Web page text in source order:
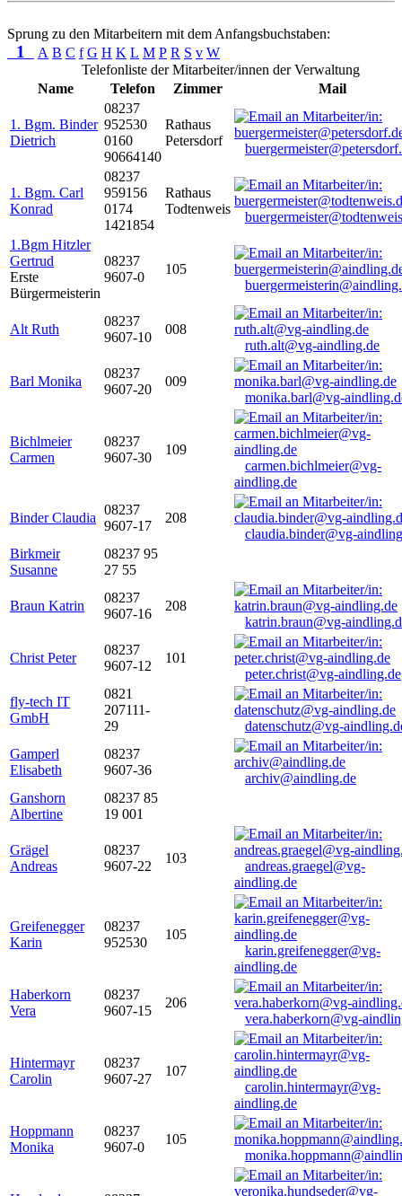
Sprung zu den Mitarbeitern mit dem Anfangsbuchstaben:
1 A B C f G H K L M P R S v W
Telefonliste der Mitarbeiter/innen der Verwaltung
Name
Telefon Zimmer Mail
1. Bgm. Binder
Dietrich
08237
952530
0160
90664140
Rathaus
Petersdorf
1. Bgm. Carl
Konrad
08237
959156
0174
1421854
Rathaus
Todtenweis
1.Bgm Hitzler
Gertrud
Erste
Bürgermeisterin
08237
9607-0
105
Alt Ruth
08237
9607-10
008
ruth.alt@vg-aindling.de
Barl Monika
08237
9607-20
009
monika.barl@vg-
Bichlmeier
Carmen
08237
9607-30
109
carmen.bichlmeier@vg-
aindling.de
Binder Claudia
08237
9607-17
208
claudia.binder@vg-
Birkmeir
Susanne
08237 95
27 55
Braun Katrin
08237
9607-16
208
katrin.braun@vg-
Christ Peter
08237
9607-12
101
peter.christ@vg-aindling.de
fly-tech IT
GmbH
0821
207111-
29
datenschutz@vg-
Gamperl
Elisabeth
08237
9607-36
archiv@aindling.de
Ganshorn
Albertine
08237 85
19 001
Grägel
Andreas
08237
9607-22
103
andreas.graegel@vg-
aindling.de
Greifenegger
Karin
08237
952530
105
karin.greifenegger@vg-
aindling.de
Haberkorn
Vera
08237
9607-15
206
vera.haberkorn@vg-
Hintermayr
Carolin
08237
9607-27
107
carolin.hintermayr@vg-
aindling.de
Hoppmann
Monika
08237
9607-0
105